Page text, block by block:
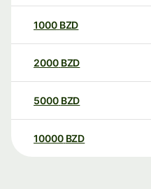
1000 BZD
2000 BZD
5000 BZD
10000 BZD